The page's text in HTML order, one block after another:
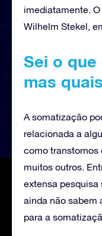
imediatamente.
Wilhelm Stekel,
Sei o
mas
A somatização
relacionada a
como transtornos
muitos outros.
extensa pesquisa
ainda não sabem
para a